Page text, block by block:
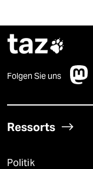
taz
Folgen Sie uns
Ressorts
Politik